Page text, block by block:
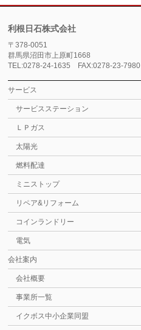
利根日石株式会社
〒378-0051
群馬県沼田市上原町1668
TEL:0278-24-1635 FAX:0278-23-7980
サービス
サービスステーション
ＬＰガス
太陽光
燃料配達
ミニストップ
リペア&リフォーム
コインランドリー
電気
会社案内
会社概要
事業所一覧
イクボス中小企業同盟